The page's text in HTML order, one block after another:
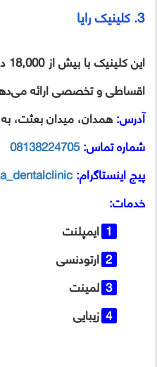
3. کلینیک رایا
اقساطی و تخصصی ارائه
آدرس:همدان، میدان بعثت،
شماره تماس:08138224705
پیج اینستاگرام:
خدمات:
ایمپلنت
ارتودنسی
لمینت
زیبایی